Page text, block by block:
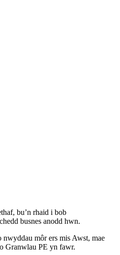
bu’n rhaid i bob
busnes anodd hwn.
môr ers mis Awst, mae
Granwlau PE yn fawr.